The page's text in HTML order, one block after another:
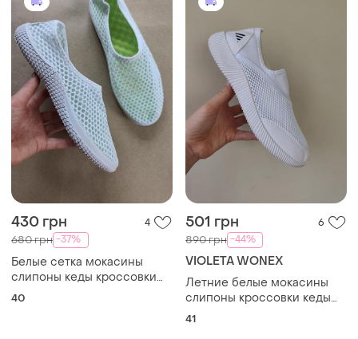
430 грн 4
680 грн -37%
Белые сетка мокасины
слипоны кеды кроссовки
40 р на 26 см
40
501 грн 6
890 грн -44%
VIOLETA WONEX
Летние белые мокасины
слипоны кроссовки кеды
без шнурков сетка
41